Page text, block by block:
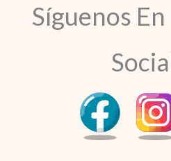
Síguenos